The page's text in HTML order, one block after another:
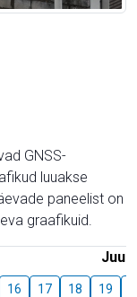
GNSS-
luuakse
paneelist on
graafikuid.
Juuli
16 17 18 19